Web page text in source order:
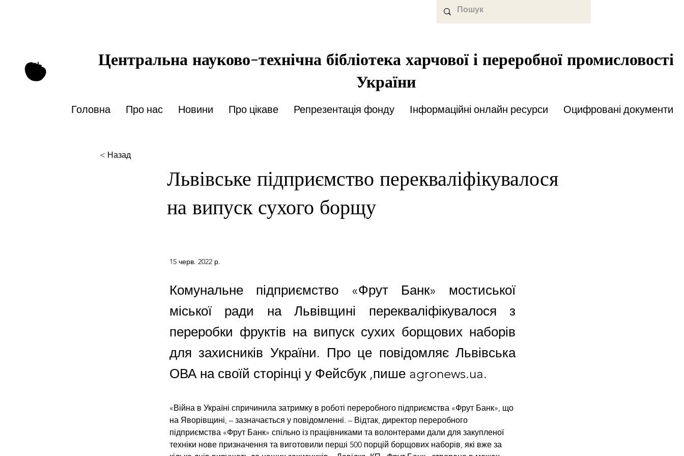
Центральна науково-технічна бібліотека харчової і переробної промисловості
України
Головна Про нас Новини Про цікаве Репрезентація фонду Інформаційні онлайн ресурси Оцифровані документи
< Назад
Львівське підприємство перекваліфікувалося
на випуск сухого борщу
15 черв. 2022 р.
Комунальне підприємство «Фрут Банк» мостиської
міської ради на Львівщині перекваліфікувалося з
переробки фруктів на випуск сухих борщових наборів
для захисників України. Про це повідомляє Львівська
ОВА на своїй сторінці у Фейсбук ,пише agronews.ua.
«Війна в Україні спричинила затримку в роботі переробного підприємства «Фрут Банк», що
на Яворівщині, – зазначається у повідомленні. – Відтак, директор переробного
підприємства «Фрут Банк» спільно із працівниками та волонтерами дали для закупленої
техніки нове призначення та виготовили перші 500 порцій борщових наборів, які вже за